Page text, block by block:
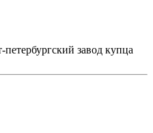
завод купца